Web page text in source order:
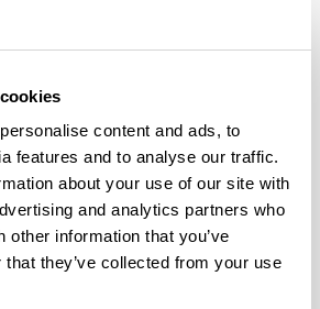
content and ads, to
features and to analyse our traffic.
about your use of our site with
and analytics partners who
other information that you’ve
they’ve collected from your use
Factores lingüísticos,
biziberritzea: marko, diskurtso
berriak birpentsatzen. Bilbo:
ISBN:978-84-8438-
¿Qué significa la escuela
minorizadas como el Nasa